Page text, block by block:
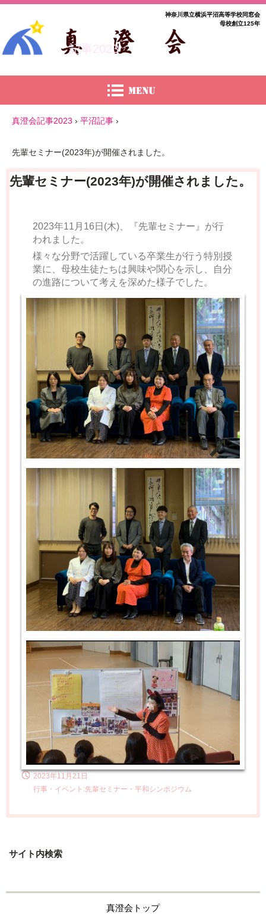
記事2023
神奈川県立横浜平沼高等学校同窓会
母校創立125年
真澄会記事2023 › 平沼記事 ›
先輩セミナー(2023年)が開催されました。
先輩セミナー(2023年)が開催されました。
2023年11月16日(木)、『先輩セミナー』が行
われました。
様々な分野で活躍している卒業生が行う特別授
業に、母校生徒たちは興味や関心を示し、自分
の進路について考えを深めた様子でした。
2023年11月21日
行事・イベント:先輩セミナー・平和シンポジウム
サイト内検索
真澄会トップ